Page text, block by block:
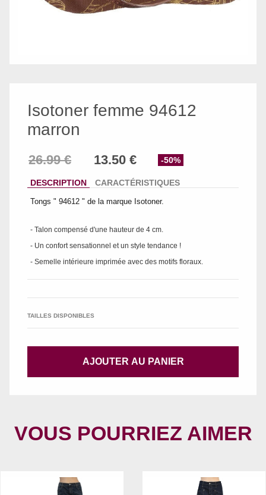
Isotoner femme 94612
marron
-50%
DESCRIPTION CARACTÉRISTIQUES
Tongs " 94612 " de la marque Isotoner.
- Talon compensé d'une hauteur de 4 cm.
- Un confort sensationnel et un style tendance !
- Semelle intérieure imprimée avec des motifs floraux.
TAILLES DISPONIBLES
AJOUTER AU PANIER
VOUS POURRIEZ AIMER